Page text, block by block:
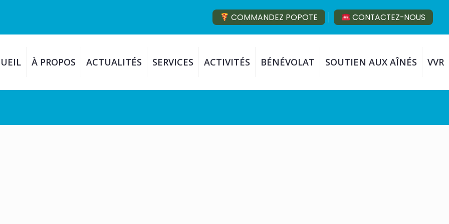
COMMANDEZ POPOTE CONTACTEZ-NOUS
À PROPOS ACTUALITÉS SERVICES ACTIVITÉS BÉNÉVOLAT SOUTIEN AUX AÎNÉS VVR